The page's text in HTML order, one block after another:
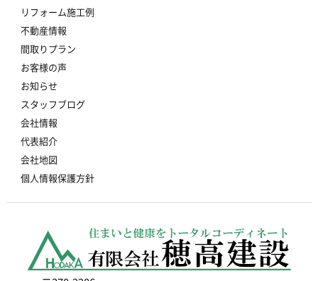
リフォーム施工例
不動産情報
間取りプラン
お客様の声
お知らせ
スタッフブログ
会社情報
代表紹介
会社地図
個人情報保護方針